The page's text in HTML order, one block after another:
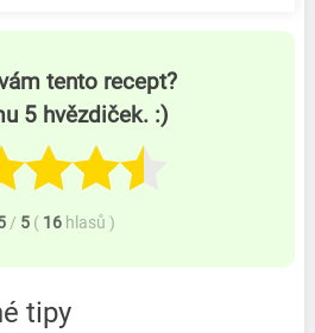
tento recept?
5 hvězdiček. :)
/ 5 ( 16 hlasů )
tipy